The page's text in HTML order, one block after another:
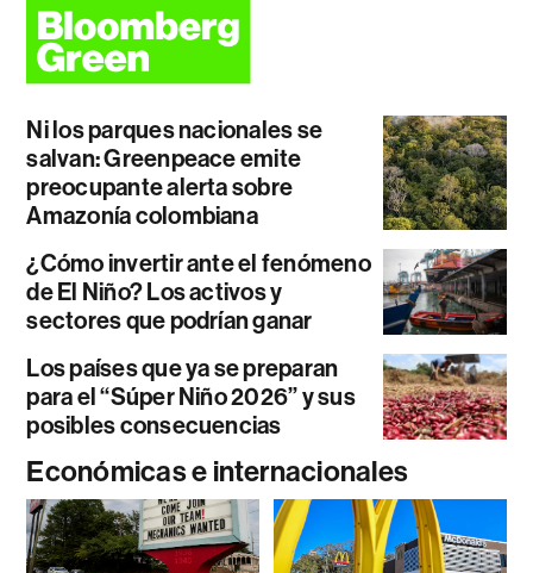
Ni los parques nacionales se
salvan: Greenpeace emite
preocupante alerta sobre
Amazonía colombiana
¿Cómo invertir ante el fenómeno
de El Niño? Los activos y
sectores que podrían ganar
Los países que ya se preparan
para el “Súper Niño 2026” y sus
posibles consecuencias
Económicas e internacionales